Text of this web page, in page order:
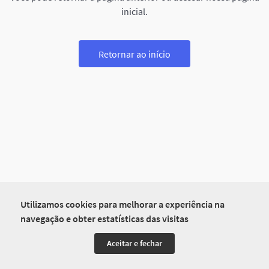
Utilizamos cookies para melhorar a experiência na
navegação e obter estatísticas das visitas
Aceitar e fechar
inicial.
Retornar ao início